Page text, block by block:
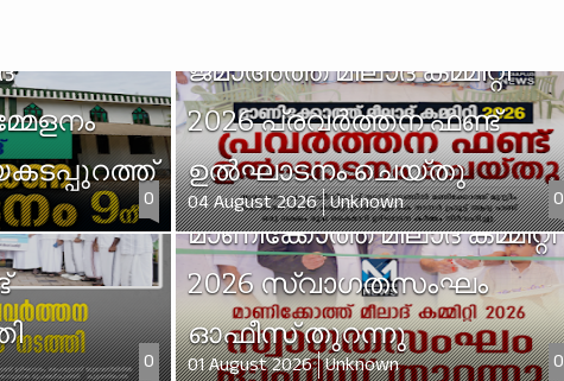
0
ജമാഅത്ത് മീലാദ് കമ്മിറ്റി
2026 പ്രവർത്തന ഫണ്ട്
ഉൽഘാടനം ചെയ്തു
04 August 2026 Unknown 0
0
മാണിക്കോത്ത് മീലാദ് കമ്മിറ്റി
2026 സ്വാഗതസംഘം
ഓഫീസ് തുറന്നു
01 August 2026 Unknown 0